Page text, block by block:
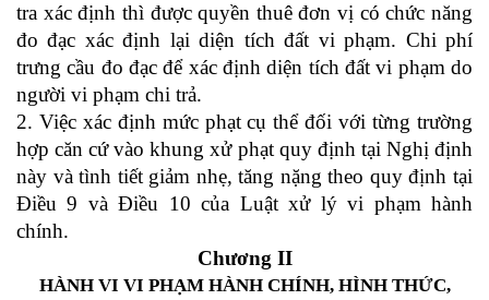
tra xác định thì được quyền thuê đơn vị có chức năng
đo đạc xác định lại diện tích đất vi phạm. Chi phí
trưng cầu đo đạc để xác định diện tích đất vi phạm do
người vi phạm chi trả.
2. Việc xác định mức phạt cụ thể đối với từng trường
hợp căn cứ vào khung xử phạt quy định tại Nghị định
này và tình tiết giảm nhẹ, tăng nặng theo quy định tại
Điều 9 và Điều 10 của Luật xử lý vi phạm hành
chính.
Chương II
HÀNH VI VI PHẠM HÀNH CHÍNH, HÌNH THỨC,